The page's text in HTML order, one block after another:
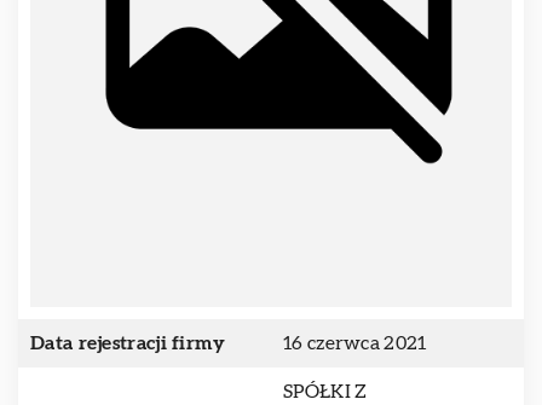
Data rejestracji firmy 16 czerwca 2021
SPÓŁKI Z